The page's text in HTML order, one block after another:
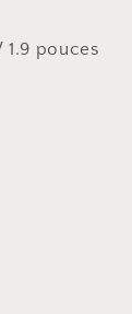
1.9 pouces